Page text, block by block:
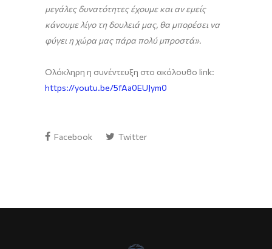
μεγάλες δυνατότητες έχουμε και αν εμείς
κάνουμε λίγο τη δουλειά μας, θα μπορέσει να
φύγει η χώρα μας πάρα πολύ μπροστά».
Ολόκληρη η συνέντευξη στο ακόλουθο link:
https://youtu.be/5fAa0EUJym0
Facebook Twitter